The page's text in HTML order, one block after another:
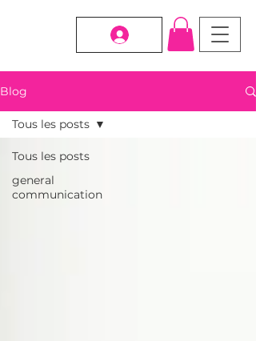
Blog
Tous les posts
general
communication
Tous les posts